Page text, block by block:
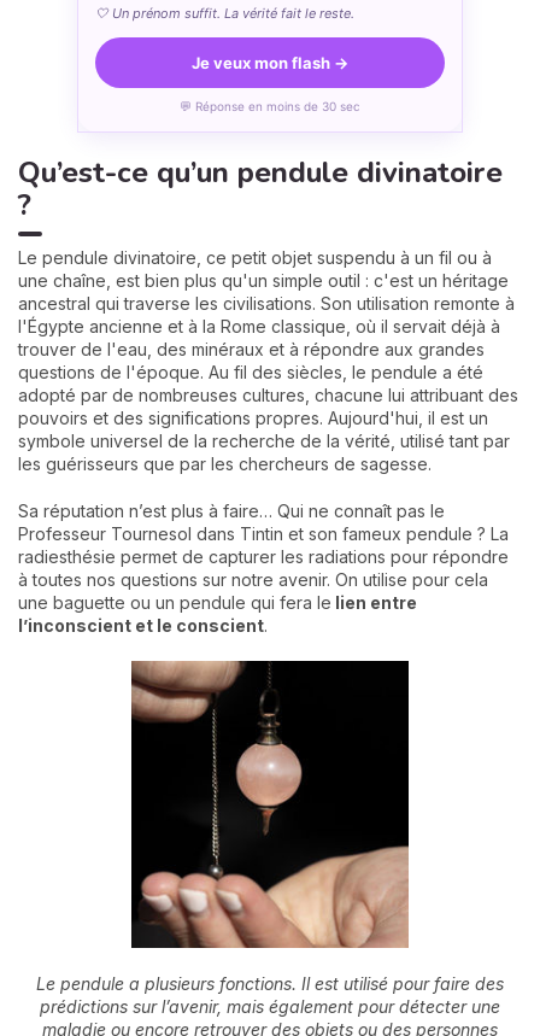
🤍 Un prénom suffit. La vérité fait le reste.
Je veux mon flash →
💬 Réponse en moins de 30 sec
Qu’est-ce qu’un pendule divinatoire
?
Le pendule divinatoire, ce petit objet suspendu à un fil ou à
une chaîne, est bien plus qu'un simple outil : c'est un héritage
ancestral qui traverse les civilisations. Son utilisation remonte à
l'Égypte ancienne et à la Rome classique, où il servait déjà à
trouver de l'eau, des minéraux et à répondre aux grandes
questions de l'époque. Au fil des siècles, le pendule a été
adopté par de nombreuses cultures, chacune lui attribuant des
pouvoirs et des significations propres. Aujourd'hui, il est un
symbole universel de la recherche de la vérité, utilisé tant par
les guérisseurs que par les chercheurs de sagesse.
Sa réputation n’est plus à faire… Qui ne connaît pas le
Professeur Tournesol dans Tintin et son fameux pendule ? La
radiesthésie permet de capturer les radiations pour répondre
à toutes nos questions sur notre avenir. On utilise pour cela
une baguette ou un pendule qui fera le lien entre
l’inconscient et le conscient.
Le pendule a plusieurs fonctions. Il est utilisé pour faire des
prédictions sur l’avenir, mais également pour détecter une
maladie ou encore retrouver des objets ou des personnes